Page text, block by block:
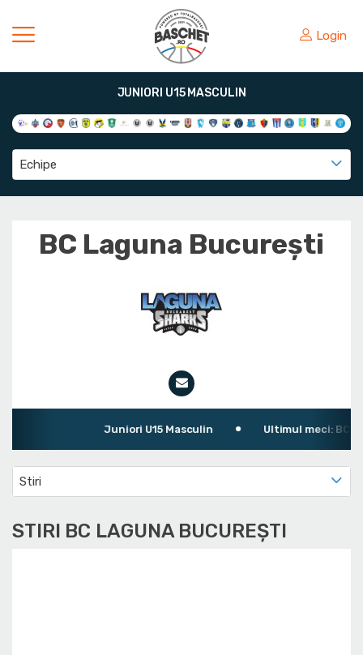
Login
JUNIORI U15 MASCULIN
Echipe
BC Laguna București
Juniori U15 Masculin Ultimul meci: BC
Stiri
STIRI BC LAGUNA BUCUREȘTI